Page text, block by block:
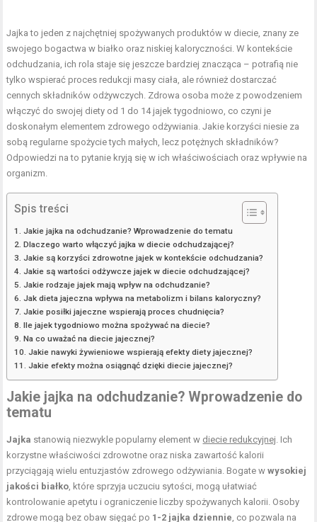
Jajka to jeden z najchętniej spożywanych produktów w diecie, znany ze
swojego bogactwa w białko oraz niskiej kaloryczności. W kontekście
odchudzania, ich rola staje się jeszcze bardziej znacząca – potrafią nie
tylko wspierać proces redukcji masy ciała, ale również dostarczać
cennych składników odżywczych. Zdrowa osoba może z powodzeniem
włączyć do swojej diety od 1 do 14 jajek tygodniowo, co czyni je
doskonałym elementem zdrowego odżywiania. Jakie korzyści niesie za
sobą regularne spożycie tych małych, lecz potężnych składników?
Odpowiedzi na to pytanie kryją się w ich właściwościach oraz wpływie na
organizm.
Spis treści
Jakie jajka na odchudzanie? Wprowadzenie do tematu
Dlaczego warto włączyć jajka w diecie odchudzającej?
Jakie są korzyści zdrowotne jajek w kontekście odchudzania?
Jakie są wartości odżywcze jajek w diecie odchudzającej?
Jakie rodzaje jajek mają wpływ na odchudzanie?
Jak dieta jajeczna wpływa na metabolizm i bilans kaloryczny?
Jakie posiłki jajeczne wspierają proces chudnięcia?
Ile jajek tygodniowo można spożywać na diecie?
Na co uważać na diecie jajecznej?
Jakie nawyki żywieniowe wspierają efekty diety jajecznej?
Jakie efekty można osiągnąć dzięki diecie jajecznej?
Jakie jajka na odchudzanie? Wprowadzenie do
tematu
Jajka stanowią niezwykle popularny element w diecie redukcyjnej . Ich
korzystne właściwości zdrowotne oraz niska zawartość kalorii
przyciągają wielu entuzjastów zdrowego odżywiania. Bogate wwysokiej
jakości białko , które sprzyja uczuciu sytości, mogą ułatwiać
kontrolowanie apetytu i ograniczenie liczby spożywanych kalorii. Osoby
zdrowe mogą bez obaw sięgać po 1-2 jajka dziennie , co pozwala na